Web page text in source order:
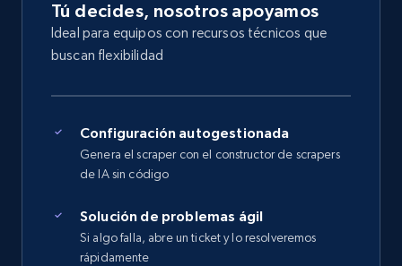
Tú decides, nosotros apoyamos
Ideal para equipos con recursos técnicos que
buscan flexibilidad
Configuración autogestionada
Genera el scraper con el constructor de scrapers
de IA sin código
Solución de problemas ágil
Si algo falla, abre un ticket y lo resolveremos
rápidamente